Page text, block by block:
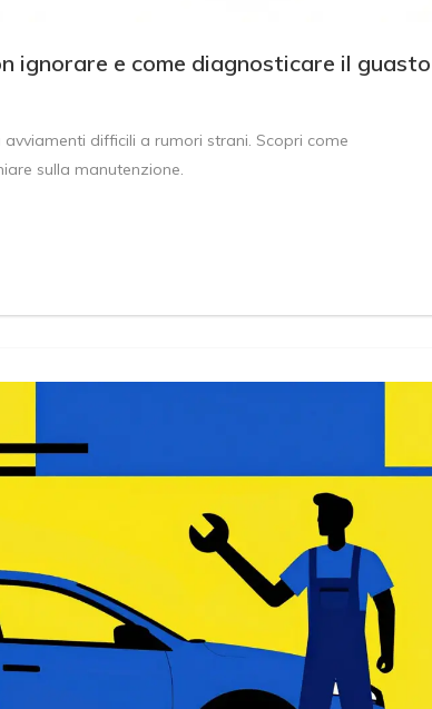
ignorare e come diagnosticare il guasto
difficili a rumori strani. Scopri come
sulla manutenzione.